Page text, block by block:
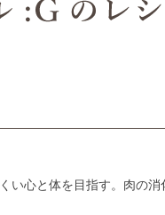
い心と体を目指す。肉の